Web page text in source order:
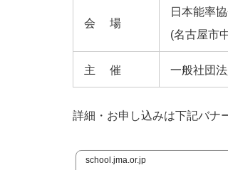
会場
日本能率
(名古屋市
主催 一般社団
詳細・お申し込みは下記バナ
school.jma.or.jp